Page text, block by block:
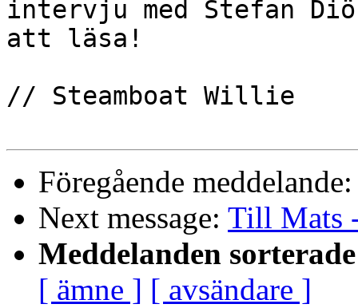
intervju med Stefan
att läsa!
// Steamboat Willie
Föregående
Next message: Till Mats
Meddelanden
[ ämne ] [ avsändare ]